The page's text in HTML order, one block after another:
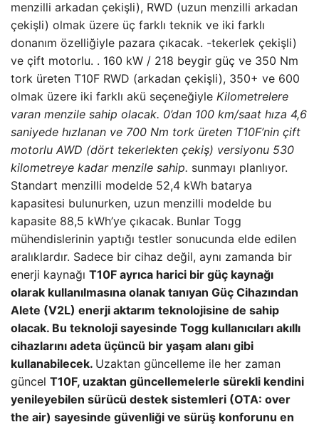
menzilli arkadan çekişli), RWD (uzun menzilli arkadan
çekişli) olmak üzere üç farklı teknik ve iki farklı
donanım özelliğiyle pazara çıkacak. -tekerlek çekişli)
ve çift motorlu. . 160 kW / 218 beygir güç ve 350 Nm
tork üreten T10F RWD (arkadan çekişli), 350+ ve 600
olmak üzere iki farklı akü seçeneğiyle Kilometrelere
varan menzile sahip olacak. 0’dan 100 km/saat hıza 4,6
saniyede hızlanan ve 700 Nm tork üreten T10F’nin çift
motorlu AWD (dört tekerlekten çekiş) versiyonu 530
kilometreye kadar menzile sahip. sunmayı planlıyor.
Standart menzilli modelde 52,4 kWh batarya
kapasitesi bulunurken, uzun menzilli modelde bu
kapasite 88,5 kWh’ye çıkacak. Bunlar Togg
mühendislerinin yaptığı testler sonucunda elde edilen
aralıklardır. Sadece bir cihaz değil, aynı zamanda bir
enerji kaynağı T10F ayrıca harici bir güç kaynağı
olarak kullanılmasına olanak tanıyan Güç Cihazından
Alete (V2L) enerji aktarım teknolojisine de sahip
olacak. Bu teknoloji sayesinde Togg kullanıcıları akıllı
cihazlarını adeta üçüncü bir yaşam alanı gibi
kullanabilecek. Uzaktan güncelleme ile her zaman
güncel T10F, uzaktan güncellemelerle sürekli kendini
yenileyebilen sürücü destek sistemleri (OTA: over
the air) sayesinde güvenliği ve sürüş konforunu en